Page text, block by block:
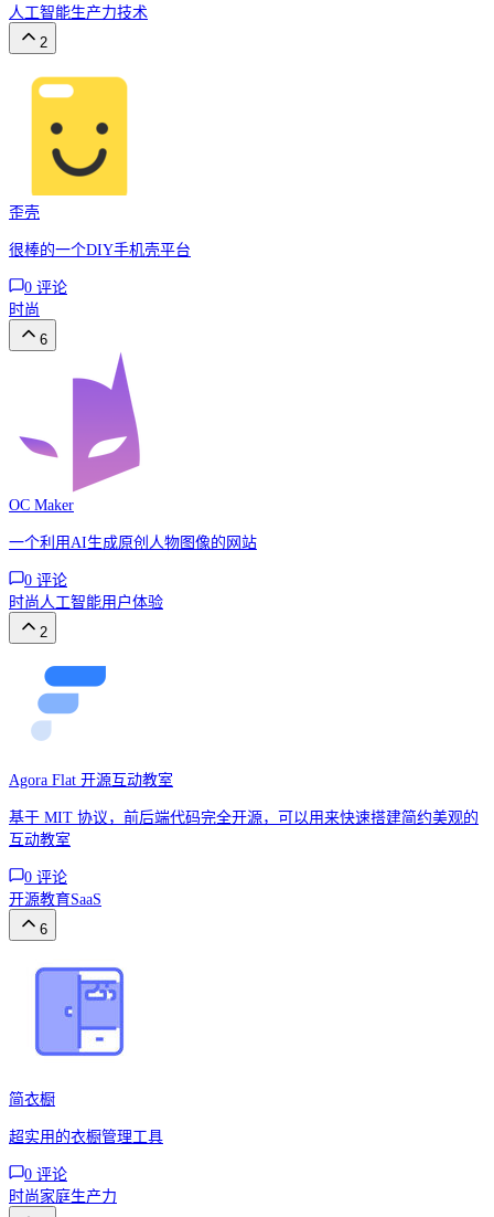
人工智能生产力技术
2
歪壳
很棒的一个DIY手机壳平台
0 评论
时尚
6
OC Maker
一个利用AI生成原创人物图像的网站
0 评论
时尚人工智能用户体验
2
Agora Flat 开源互动教室
基于 MIT 协议，前后端代码完全开源，可以用来快速搭建简约美观的
互动教室
0 评论
开源教育SaaS
6
简衣橱
超实用的衣橱管理工具
0 评论
时尚家庭生产力